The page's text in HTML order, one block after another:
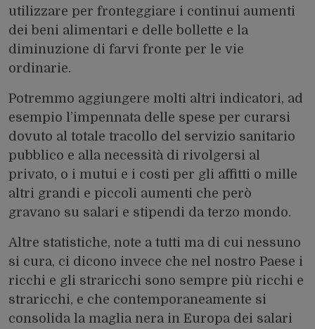
utilizzare per fronteggiare i continui aumenti
dei beni alimentari e delle bollette e la
diminuzione di farvi fronte per le vie
ordinarie.
Potremmo aggiungere molti altri indicatori, ad
esempio l’impennata delle spese per curarsi
dovuto al totale tracollo del servizio sanitario
pubblico e alla necessità di rivolgersi al
privato, o i mutui e i costi per gli affitti o mille
altri grandi e piccoli aumenti che però
gravano su salari e stipendi da terzo mondo.
Altre statistiche, note a tutti ma di cui nessuno
si cura, ci dicono invece che nel nostro Paese i
ricchi e gli straricchi sono sempre più ricchi e
straricchi, e che contemporaneamente si
consolida la maglia nera in Europa dei salari